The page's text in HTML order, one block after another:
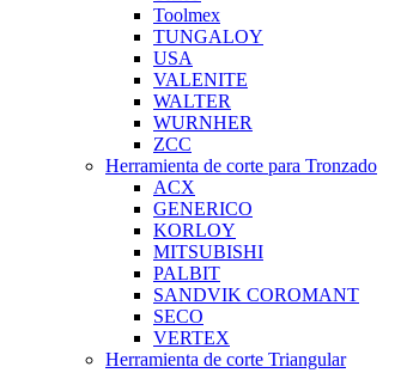
Toolmex
TUNGALOY
USA
VALENITE
WALTER
WURNHER
ZCC
Herramienta de corte para Tronzado
ACX
GENERICO
KORLOY
MITSUBISHI
PALBIT
SANDVIK COROMANT
SECO
VERTEX
Herramienta de corte Triangular